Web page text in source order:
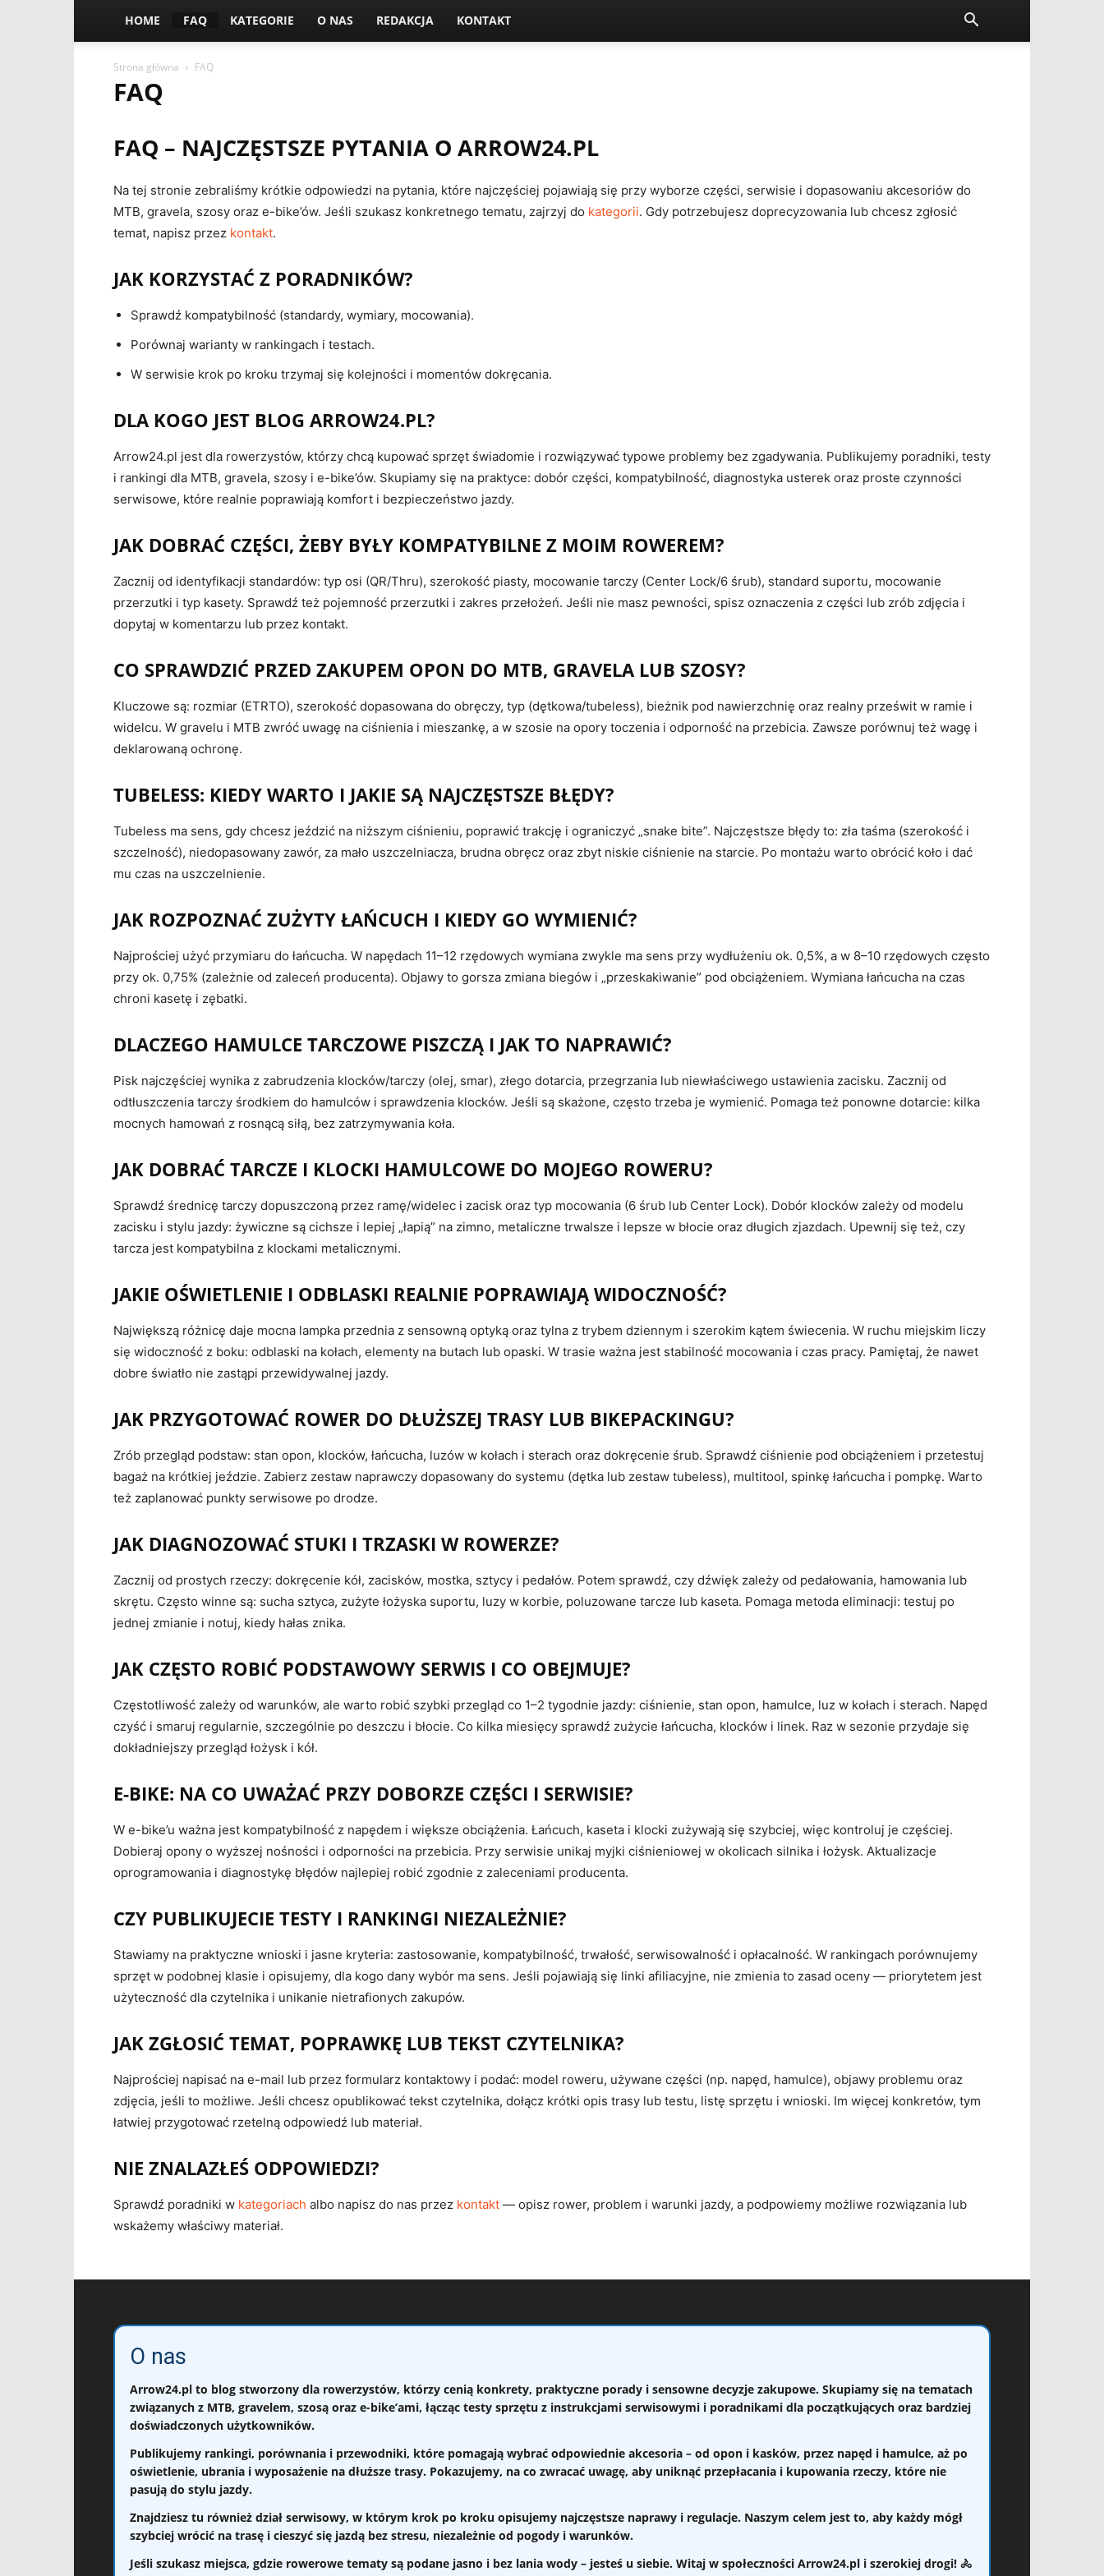
HOME FAQ KATEGORIE O NAS REDAKCJA KONTAKT
Strona główna FAQ
FAQ
FAQ – NAJCZĘSTSZE PYTANIA O ARROW24.PL
Na tej stronie zebraliśmy krótkie odpowiedzi na pytania, które najczęściej pojawiają się przy wyborze części, serwisie i dopasowaniu akcesoriów do
MTB, gravela, szosy oraz e-bike’ów. Jeśli szukasz konkretnego tematu, zajrzyj do kategorii. Gdy potrzebujesz doprecyzowania lub chcesz zgłosić
temat, napisz przez kontakt.
JAK KORZYSTAĆ Z PORADNIKÓW?
Sprawdź kompatybilność (standardy, wymiary, mocowania).
Porównaj warianty w rankingach i testach.
W serwisie krok po kroku trzymaj się kolejności i momentów dokręcania.
DLA KOGO JEST BLOG ARROW24.PL?
Arrow24.pl jest dla rowerzystów, którzy chcą kupować sprzęt świadomie i rozwiązywać typowe problemy bez zgadywania. Publikujemy poradniki, testy
i rankingi dla MTB, gravela, szosy i e-bike’ów. Skupiamy się na praktyce: dobór części, kompatybilność, diagnostyka usterek oraz proste czynności
serwisowe, które realnie poprawiają komfort i bezpieczeństwo jazdy.
JAK DOBRAĆ CZĘŚCI, ŻEBY BYŁY KOMPATYBILNE Z MOIM ROWEREM?
Zacznij od identyfikacji standardów: typ osi (QR/Thru), szerokość piasty, mocowanie tarczy (Center Lock/6 śrub), standard suportu, mocowanie
przerzutki i typ kasety. Sprawdź też pojemność przerzutki i zakres przełożeń. Jeśli nie masz pewności, spisz oznaczenia z części lub zrób zdjęcia i
dopytaj w komentarzu lub przez kontakt.
CO SPRAWDZIĆ PRZED ZAKUPEM OPON DO MTB, GRAVELA LUB SZOSY?
Kluczowe są: rozmiar (ETRTO), szerokość dopasowana do obręczy, typ (dętkowa/tubeless), bieżnik pod nawierzchnię oraz realny prześwit w ramie i
widelcu. W gravelu i MTB zwróć uwagę na ciśnienia i mieszankę, a w szosie na opory toczenia i odporność na przebicia. Zawsze porównuj też wagę i
deklarowaną ochronę.
TUBELESS: KIEDY WARTO I JAKIE SĄ NAJCZĘSTSZE BŁĘDY?
Tubeless ma sens, gdy chcesz jeździć na niższym ciśnieniu, poprawić trakcję i ograniczyć „snake bite”. Najczęstsze błędy to: zła taśma (szerokość i
szczelność), niedopasowany zawór, za mało uszczelniacza, brudna obręcz oraz zbyt niskie ciśnienie na starcie. Po montażu warto obrócić koło i dać
mu czas na uszczelnienie.
JAK ROZPOZNAĆ ZUŻYTY ŁAŃCUCH I KIEDY GO WYMIENIĆ?
Najprościej użyć przymiaru do łańcucha. W napędach 11–12 rzędowych wymiana zwykle ma sens przy wydłużeniu ok. 0,5%, a w 8–10 rzędowych często
przy ok. 0,75% (zależnie od zaleceń producenta). Objawy to gorsza zmiana biegów i „przeskakiwanie” pod obciążeniem. Wymiana łańcucha na czas
chroni kasetę i zębatki.
DLACZEGO HAMULCE TARCZOWE PISZCZĄ I JAK TO NAPRAWIĆ?
Pisk najczęściej wynika z zabrudzenia klocków/tarczy (olej, smar), złego dotarcia, przegrzania lub niewłaściwego ustawienia zacisku. Zacznij od
odtłuszczenia tarczy środkiem do hamulców i sprawdzenia klocków. Jeśli są skażone, często trzeba je wymienić. Pomaga też ponowne dotarcie: kilka
mocnych hamowań z rosnącą siłą, bez zatrzymywania koła.
JAK DOBRAĆ TARCZE I KLOCKI HAMULCOWE DO MOJEGO ROWERU?
Sprawdź średnicę tarczy dopuszczoną przez ramę/widelec i zacisk oraz typ mocowania (6 śrub lub Center Lock). Dobór klocków zależy od modelu
zacisku i stylu jazdy: żywiczne są cichsze i lepiej „łapią” na zimno, metaliczne trwalsze i lepsze w błocie oraz długich zjazdach. Upewnij się też, czy
tarcza jest kompatybilna z klockami metalicznymi.
JAKIE OŚWIETLENIE I ODBLASKI REALNIE POPRAWIAJĄ WIDOCZNOŚĆ?
Największą różnicę daje mocna lampka przednia z sensowną optyką oraz tylna z trybem dziennym i szerokim kątem świecenia. W ruchu miejskim liczy
się widoczność z boku: odblaski na kołach, elementy na butach lub opaski. W trasie ważna jest stabilność mocowania i czas pracy. Pamiętaj, że nawet
dobre światło nie zastąpi przewidywalnej jazdy.
JAK PRZYGOTOWAĆ ROWER DO DŁUŻSZEJ TRASY LUB BIKEPACKINGU?
Zrób przegląd podstaw: stan opon, klocków, łańcucha, luzów w kołach i sterach oraz dokręcenie śrub. Sprawdź ciśnienie pod obciążeniem i przetestuj
bagaż na krótkiej jeździe. Zabierz zestaw naprawczy dopasowany do systemu (dętka lub zestaw tubeless), multitool, spinkę łańcucha i pompkę. Warto
też zaplanować punkty serwisowe po drodze.
JAK DIAGNOZOWAĆ STUKI I TRZASKI W ROWERZE?
Zacznij od prostych rzeczy: dokręcenie kół, zacisków, mostka, sztycy i pedałów. Potem sprawdź, czy dźwięk zależy od pedałowania, hamowania lub
skrętu. Często winne są: sucha sztyca, zużyte łożyska suportu, luzy w korbie, poluzowane tarcze lub kaseta. Pomaga metoda eliminacji: testuj po
jednej zmianie i notuj, kiedy hałas znika.
JAK CZĘSTO ROBIĆ PODSTAWOWY SERWIS I CO OBEJMUJE?
Częstotliwość zależy od warunków, ale warto robić szybki przegląd co 1–2 tygodnie jazdy: ciśnienie, stan opon, hamulce, luz w kołach i sterach. Napęd
czyść i smaruj regularnie, szczególnie po deszczu i błocie. Co kilka miesięcy sprawdź zużycie łańcucha, klocków i linek. Raz w sezonie przydaje się
dokładniejszy przegląd łożysk i kół.
E-BIKE: NA CO UWAŻAĆ PRZY DOBORZE CZĘŚCI I SERWISIE?
W e-bike’u ważna jest kompatybilność z napędem i większe obciążenia. Łańcuch, kaseta i klocki zużywają się szybciej, więc kontroluj je częściej.
Dobieraj opony o wyższej nośności i odporności na przebicia. Przy serwisie unikaj myjki ciśnieniowej w okolicach silnika i łożysk. Aktualizacje
oprogramowania i diagnostykę błędów najlepiej robić zgodnie z zaleceniami producenta.
CZY PUBLIKUJECIE TESTY I RANKINGI NIEZALEŻNIE?
Stawiamy na praktyczne wnioski i jasne kryteria: zastosowanie, kompatybilność, trwałość, serwisowalność i opłacalność. W rankingach porównujemy
sprzęt w podobnej klasie i opisujemy, dla kogo dany wybór ma sens. Jeśli pojawiają się linki afiliacyjne, nie zmienia to zasad oceny — priorytetem jest
użyteczność dla czytelnika i unikanie nietrafionych zakupów.
JAK ZGŁOSIĆ TEMAT, POPRAWKĘ LUB TEKST CZYTELNIKA?
Najprościej napisać na e-mail lub przez formularz kontaktowy i podać: model roweru, używane części (np. napęd, hamulce), objawy problemu oraz
zdjęcia, jeśli to możliwe. Jeśli chcesz opublikować tekst czytelnika, dołącz krótki opis trasy lub testu, listę sprzętu i wnioski. Im więcej konkretów, tym
łatwiej przygotować rzetelną odpowiedź lub materiał.
NIE ZNALAZŁEŚ ODPOWIEDZI?
Sprawdź poradniki w kategoriach albo napisz do nas przez kontakt — opisz rower, problem i warunki jazdy, a podpowiemy możliwe rozwiązania lub
wskażemy właściwy materiał.
O nas
Arrow24.pl to blog stworzony dla rowerzystów, którzy cenią konkrety, praktyczne porady i sensowne decyzje zakupowe. Skupiamy się na tematach
związanych z MTB, gravelem, szosą oraz e-bike’ami, łącząc testy sprzętu z instrukcjami serwisowymi i poradnikami dla początkujących oraz bardziej
doświadczonych użytkowników.
Publikujemy rankingi, porównania i przewodniki, które pomagają wybrać odpowiednie akcesoria – od opon i kasków, przez napęd i hamulce, aż po
oświetlenie, ubrania i wyposażenie na dłuższe trasy. Pokazujemy, na co zwracać uwagę, aby uniknąć przepłacania i kupowania rzeczy, które nie
pasują do stylu jazdy.
Znajdziesz tu również dział serwisowy, w którym krok po kroku opisujemy najczęstsze naprawy i regulacje. Naszym celem jest to, aby każdy mógł
szybciej wrócić na trasę i cieszyć się jazdą bez stresu, niezależnie od pogody i warunków.
Jeśli szukasz miejsca, gdzie rowerowe tematy są podane jasno i bez lania wody – jesteś u siebie. Witaj w społeczności Arrow24.pl i szerokiej drogi! 🚴